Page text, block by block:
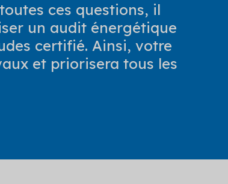
ces questions, il
un audit énergétique
certifié. Ainsi, votre
et priorisera tous les